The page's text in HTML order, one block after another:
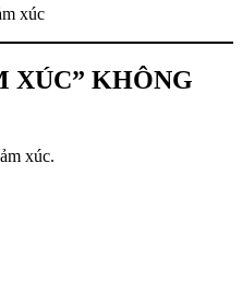
XÚC” KHÔNG
xúc.